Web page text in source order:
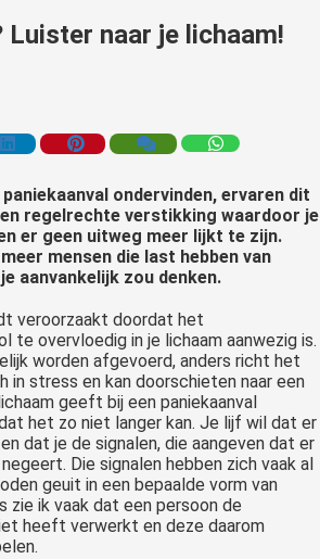
Luister naar je lichaam!
ondervinden, ervaren dit
regelrechte verstikking waardoor je
er geen uitweg meer lijkt te zijn.
mensen die last hebben van
aanvankelijk zou denken.
veroorzaakt doordat het
te overvloedig in je lichaam aanwezig is.
worden afgevoerd, anders richt het
in stress en kan doorschieten naar een
geeft bij een paniekaanval
het zo niet langer kan. Je lijf wil dat er
dat je de signalen, die aangeven dat er
Die signalen hebben zich vaak al
geuit in een bepaalde vorm van
zie ik vaak dat een persoon de
heeft verwerkt en deze daarom